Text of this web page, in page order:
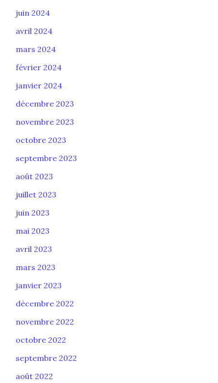
juin 2024
avril 2024
mars 2024
février 2024
janvier 2024
décembre 2023
novembre 2023
octobre 2023
septembre 2023
août 2023
juillet 2023
juin 2023
mai 2023
avril 2023
mars 2023
janvier 2023
décembre 2022
novembre 2022
octobre 2022
septembre 2022
août 2022